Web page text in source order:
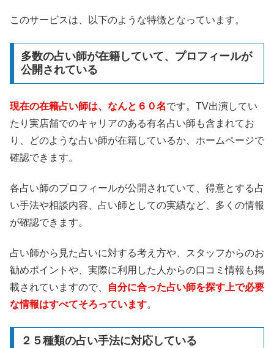
このサービスは、以下のような特徴となっています。
多数の占い師が在籍していて、プロフィールが
公開されている
現在の在籍占い師は、なんと６０名です。TV出演してい
たり実店舗でのキャリアのある有名占い師も含まれてお
り、どのような占い師が在籍しているか、ホームページで
確認できます。
各占い師のプロフィールが公開されていて、得意とする占
い手法や相談内容、占い師としての実績など、多くの情報
が確認できます。
占い師から見た占いに対する考え方や、スタッフからのお
勧めポイントや、実際に利用した人からの口コミ情報も掲
載されていますので、
自分に合った占い師を探す上で必要
な情報はすべてそろっています。
２５種類の占い手法に対応している